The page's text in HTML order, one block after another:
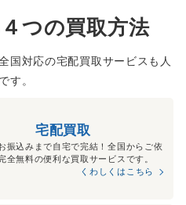
つの買取方法
国対応の宅配買取サービスも人
す。
宅配買取
振込みまで自宅で完結！全国からご依
全無料の便利な買取サービスです。
くわしくはこちら